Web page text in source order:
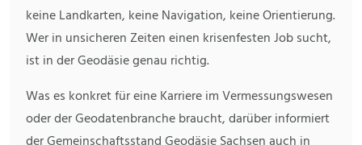
keine Landkarten, keine Navigation, keine Orientierung.
Wer in unsicheren Zeiten einen krisenfesten Job sucht,
ist in der Geodäsie genau richtig.
Was es konkret für eine Karriere im Vermessungswesen
oder der Geodatenbranche braucht, darüber informiert